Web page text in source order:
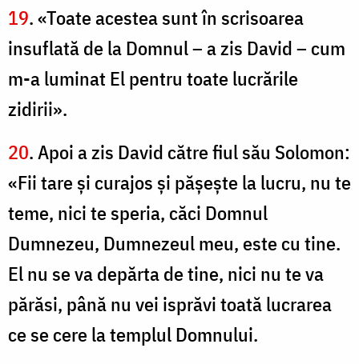
19. «Toate acestea sunt în scrisoarea
insuflată de la Domnul – a zis David – cum
m-a luminat El pentru toate lucrările
zidirii».
20. Apoi a zis David către fiul său Solomon:
«Fii tare şi curajos şi păşeşte la lucru, nu te
teme, nici te speria, căci Domnul
Dumnezeu, Dumnezeul meu, este cu tine.
El nu se va depărta de tine, nici nu te va
părăsi, până nu vei isprăvi toată lucrarea
ce se cere la templul Domnului.